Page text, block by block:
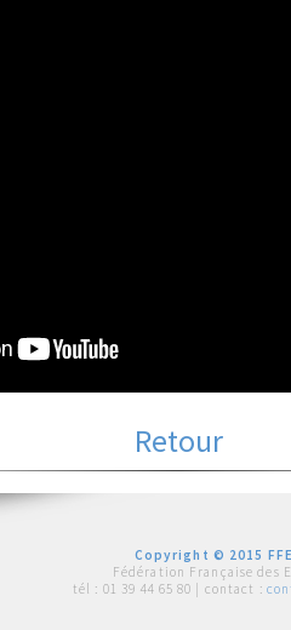
Retour
Copyright © 2015
Fédération Française des
tél : 01 39 44 65 80 | contact :